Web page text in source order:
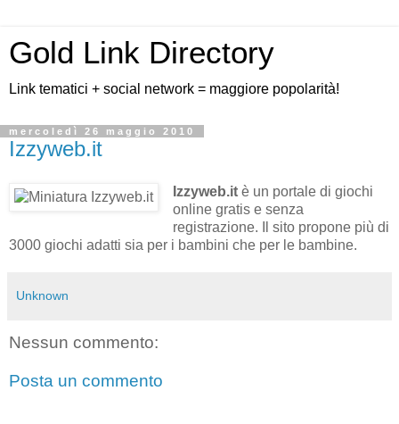
Gold Link Directory
Link tematici + social network = maggiore popolarità!
mercoledì 26 maggio 2010
Izzyweb.it
Izzyweb.itè un portale di giochi
online gratis e senza
registrazione. Il sito propone più di
3000 giochi adatti sia per i bambini che per le bambine.
Unknown
Nessun commento:
Posta un commento